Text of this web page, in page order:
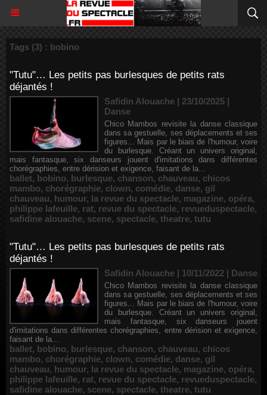
Tags (3) : bobino
"Tutu"… Les petits pas burlesques de petits rats
déjantés !
Safidin Alouache | 23/10/2025 |
Danse
Chico Mambos revisite la danse classique
dans sa gestuelle, ses déplacements et ses
figures... Mais par le biais de l'humour, voire
du burlesque. Créant un univers original,
mais fantasque, six danseurs jouent d'imitations dans différentes
chorégraphies, entre dérision et exigence, faisant de la...
ballet, bobino, burlesque, chanson, chauveau, chicos
mambo, chorégraphie, clown, comédie, danse, gil
chauveau, humour, la revue du spectacle, magazine, opéra,
philippe lafeuille, rat, revue du spectacle, revueduspectacle,
safidine alouache, scene, spectacle, theatre, tutu
"Tutu"… Les petits pas burlesques de petits rats
déjantés !
Safidin Alouache | 10/11/2022 | Danse
Chico Mambos revisite la danse classique
dans sa gestuelle, ses déplacements et ses
figures... Mais par le biais de l'humour, voire
du burlesque. Créant un univers original,
mais fantasque, six danseurs jouent
d'imitations dans différentes chorégraphies, entre dérision et exigence,
faisant de la...
ballet, bobino, burlesque, chanson, chauveau, chicos
mambo, chorégraphie, clown, comédie, danse, gil
chauveau, humour, la revue du spectacle, magazine, opéra,
philippe lafeuille, rat, revue du spectacle, revueduspectacle,
safidine alouache, scene, spectacle, theatre, tutu